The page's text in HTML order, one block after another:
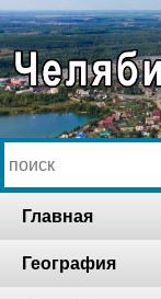
Главная
География